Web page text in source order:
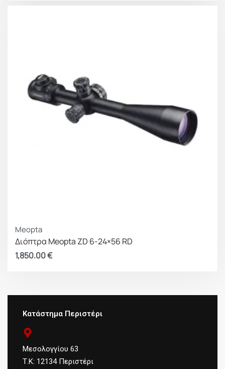
Meopta
Διόπτρα Meopta ZD 6-24×56 RD
1,850.00€
Κατάστημα Περιστέρι
Μεσολογγίου 63
Τ.Κ: 12134 Περιστέρι